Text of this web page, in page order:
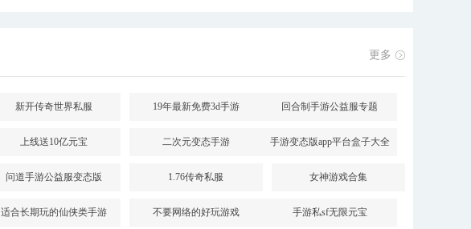
更多
新开传奇世界私服 19年最新免费3d手游 回合制手游公益服专题
上线送10亿元宝 二次元变态手游 手游变态版app平台盒子大全
问道手游公益服变态版 1.76传奇私服 女神游戏合集
适合长期玩的仙侠类手游 不要网络的好玩游戏 手游私sf无限元宝